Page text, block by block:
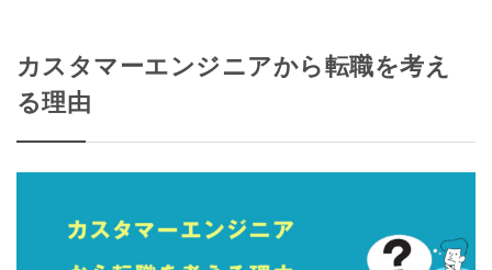
カスタマーエンジニアから転職を考え
る理由